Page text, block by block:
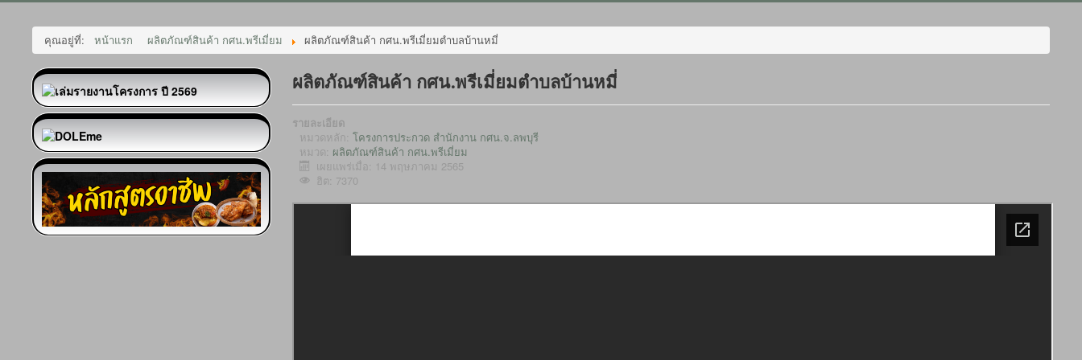
คุณอยู่ที่: หน้าแรก ผลิตภัณฑ์สินค้า กศน.พรีเมี่ยม ผลิตภัณฑ์สินค้า กศน.พรีเมี่ยมตำบลบ้านหมี่
ผลิตภัณฑ์สินค้า กศน.พรีเมี่ยมตำบลบ้านหมี่
รายละเอียด
หมวดหลัก: โครงการประกวด สำนักงาน กศน.จ.ลพบุรี
หมวด: ผลิตภัณฑ์สินค้า กศน.พรีเมี่ยม
เผยแพร่เมื่อ: 14 พฤษภาคม 2565
ฮิต: 7370